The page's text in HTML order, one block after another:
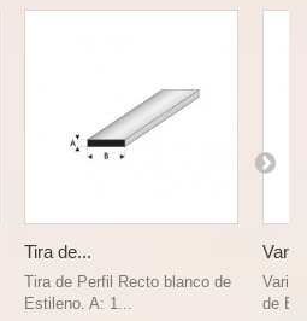
Tira de...
Tira de Perfil Recto blanco de
Estileno. A: 1...
de